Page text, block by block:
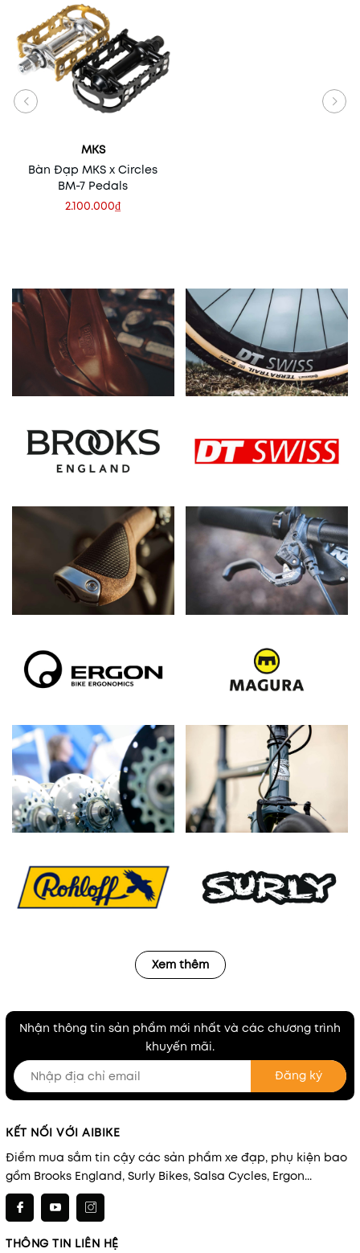
MKS
Bàn Đạp MKS x Circles
BM-7 Pedals
2.100.000₫
Xem thêm
Nhận thông tin sản phẩm mới nhất và các chương trình
khuyến mãi.
Đăng ký
KẾT NỐI VỚI AIBIKE
Điểm mua sắm tin cậy các sản phẩm xe đạp, phụ kiện bao
gồm Brooks England, Surly Bikes, Salsa Cycles, Ergon...
THÔNG TIN LIÊN HỆ